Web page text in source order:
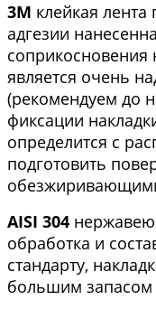
3М клейкая
адгезии
соприкосновения
является очень
(рекомендуем до
фиксации
определится с
подготовить
AISI 304
обработка и
стандарту,
большим запасом